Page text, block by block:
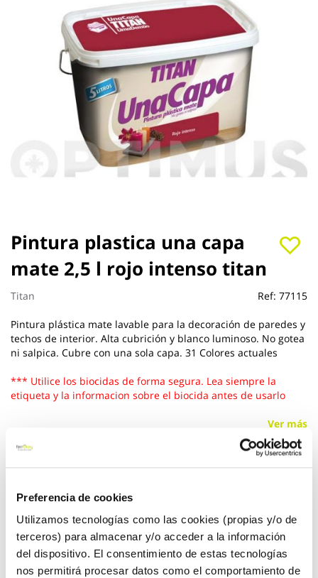
Preferencia de cookies
Utilizamos tecnologías como las cookies (propias y/o de
terceros) para almacenar y/o acceder a la información
del dispositivo. El consentimiento de estas tecnologías
nos permitirá procesar datos como el comportamiento de
Pintura plastica una capa
mate 2,5 l rojo intenso titan
Titan Ref: 77115
Pintura plástica mate lavable para la decoración de paredes y
techos de interior. Alta cubrición y blanco luminoso. No gotea
ni salpica. Cubre con una sola capa. 31 Colores actuales
*** Utilice los biocidas de forma segura. Lea siempre la
etiqueta y la informacion sobre el biocida antes de usarlo
Ver más
26,20 €
Añadir al carrito
Saltar
al
comienzo
de
la
de
imágenes